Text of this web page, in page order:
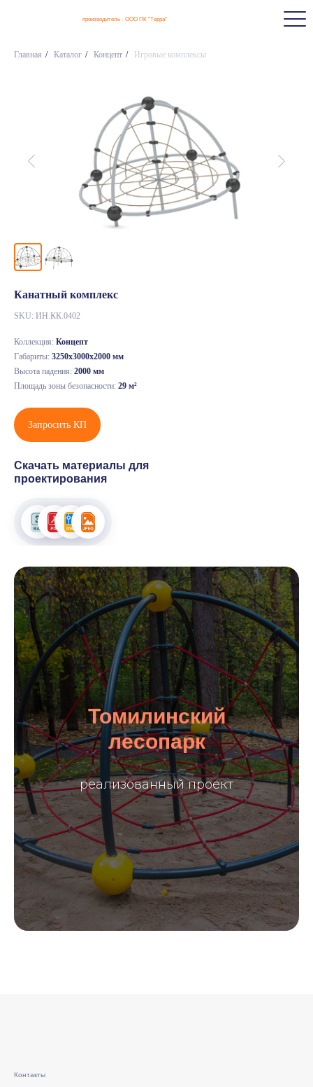
производитель - ООО ПК "Терра"
Главная / Каталог / Концепт / Игровые комплексы
Канатный комплекс
SKU: ИН.КК.0402
Коллекция: Концепт
Габариты: 3250х3000х2000 мм
Высота падения: 2000 мм
Площадь зоны безопасности: 29 м²
Запросить КП
Скачать материалы для
проектирования
Томилинский
лесопарк
реализованный проект
Контакты